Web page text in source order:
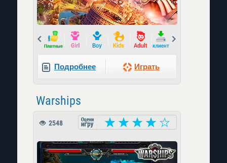
Prev
Подробнее Играть
Warships
2548